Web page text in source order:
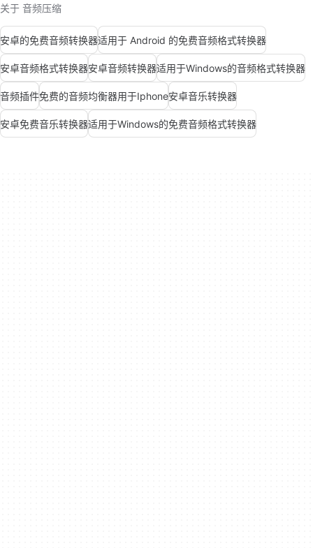
关于 音频压缩
安卓的免费音频转换器适用于 Android 的免费音频格式转换器
安卓音频格式转换器安卓音频转换器适用于Windows的音频格式转换器
音频插件免费的音频均衡器用于Iphone安卓音乐转换器
安卓免费音乐转换器适用于Windows的免费音频格式转换器